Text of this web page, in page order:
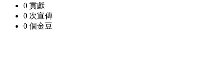
0 貢獻
0 次宣傳
0 個金豆